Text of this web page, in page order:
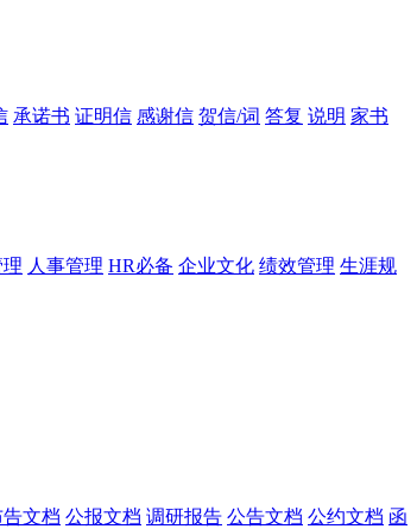
承诺书 证明信 感谢信 贺信/词 答复 说明 家书
人事管理 HR必备 企业文化 绩效管理 生涯规
文档 公报文档 调研报告 公告文档 公约文档 函